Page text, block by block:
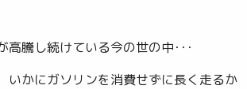
高騰し続けている今の世の中･･･
いかにガソリンを消費せずに長く走るか